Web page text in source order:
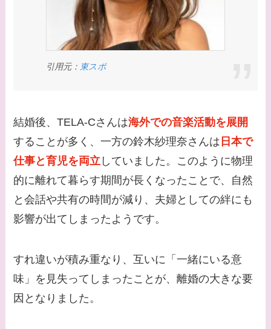
ルロン酸で顔が変わっ
た？村井克行との関係
は？
てる？
【画像】松田賢二と辺
見えみりの離婚理由は
なに？子供は現在何し
てる？
【画像】野呂佳代と似
時代痩せていた？旦那
との馴れ初めは？
引用元： 東スポ
結婚後、TELA-Cさんは海外での音楽活動を展開
することが多く、一方の鈴木紗理奈さんは 日本で
仕事と育児を両立 していました。このように物理
的に離れて暮らす期間が長くなったことで、自然
と会話や共有の時間が減り、夫婦としての絆にも
影響が出てしまったようです。
すれ違いが積み重なり、互いに「一緒にいる意
味」を見失ってしまったことが、離婚の大きな要
因となりました。